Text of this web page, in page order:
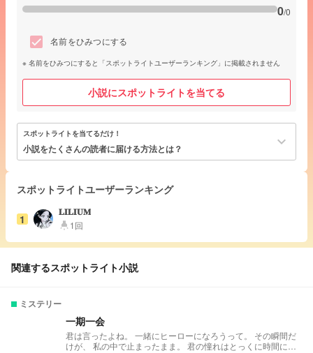
0/0
名前をひみつにする
名前をひみつにすると「スポットライトユーザーランキング」に掲載されません
小説にスポットライトを当てる
スポットライトを当てるだけ！
小説をたくさんの読者に届ける方法とは？ keyboard_arrow_down
スポットライトユーザーランキング
1
𝐋𝐈𝐋𝐈𝐔𝐌
highlight 1回
関連するスポットライト小説
ミステリー
一期一会
君は言ったよね。 一緒にヒーローになろうって。 その瞬間だ
けが、 私の中で止まったまま。 君の憧れはとっくに時間に置